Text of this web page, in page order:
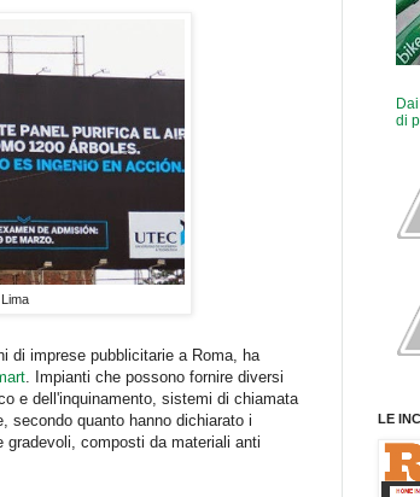
di imprese pubblicitarie a Roma, ha
. Impianti che possono fornire diversi
e dell'inquinamento, sistemi di chiamata
secondo quanto hanno dichiarato i
composti da materiali anti
di
LE